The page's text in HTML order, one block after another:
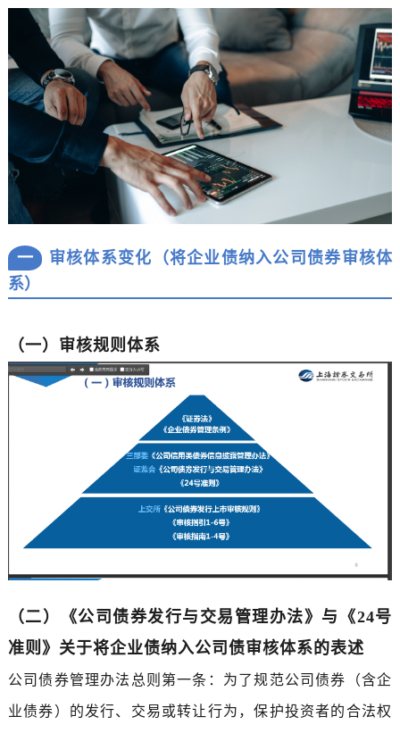
一
审核体系变化（将企业债纳入公司债券审核体
系）
（一）审核规则体系
（二）《公司债券发行与交易管理办法》与《24号
准则》关于将企业债纳入公司债审核体系的表述
公司债券管理办法总则第一条：为了规范公司债券（含企
业债券）的发行、交易或转让行为，保护投资者的合法权